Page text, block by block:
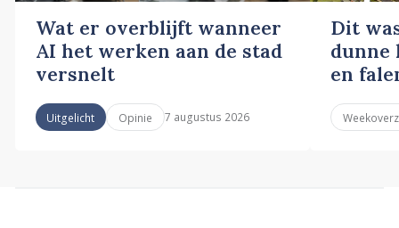
Wat er overblijft wanneer
AI het werken aan de stad
versnelt
Uitgelicht Opinie 7 augustus 2026
Dit
dunne
en